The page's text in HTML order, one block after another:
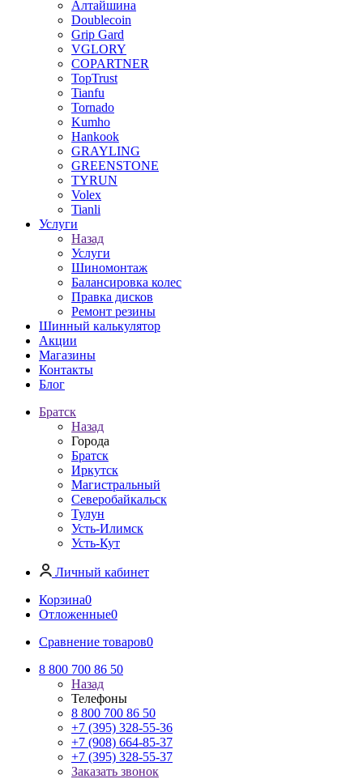
Алтайшина
Doublecoin
Grip Gard
VGLORY
COPARTNER
TopTrust
Tianfu
Tornado
Kumho
Hankook
GRAYLING
GREENSTONE
TYRUN
Volex
Tianli
Услуги
Назад
Услуги
Шиномонтаж
Балансировка колес
Правка дисков
Ремонт резины
Шинный калькулятор
Акции
Магазины
Контакты
Блог
Братск
Назад
Города
Братск
Иркутск
Магистральный
Северобайкальск
Тулун
Усть-Илимск
Усть-Кут
Личный кабинет
Корзина0
Отложенные0
Сравнение товаров0
8 800 700 86 50
Назад
Телефоны
8 800 700 86 50
+7 (395) 328-55-36
+7 (908) 664-85-37
+7 (395) 328-55-37
Заказать звонок